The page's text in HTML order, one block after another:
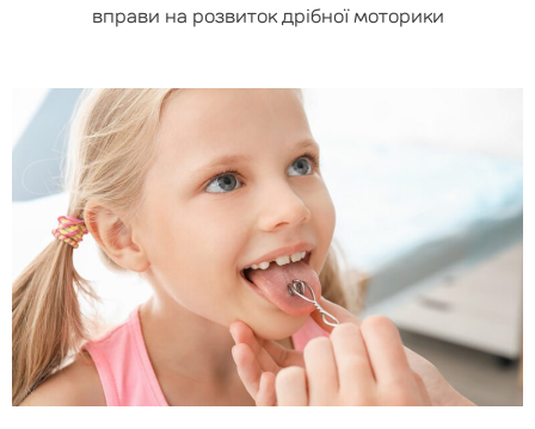
вправи на розвиток дрібної моторики